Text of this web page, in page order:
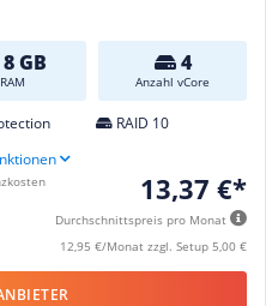
8 GB
RAM
4
Anzahl vCore
RAID 10
13,37 €*
Durchschnittspreis pro Monat
12,95 €/Monat zzgl. Setup 5,00 €